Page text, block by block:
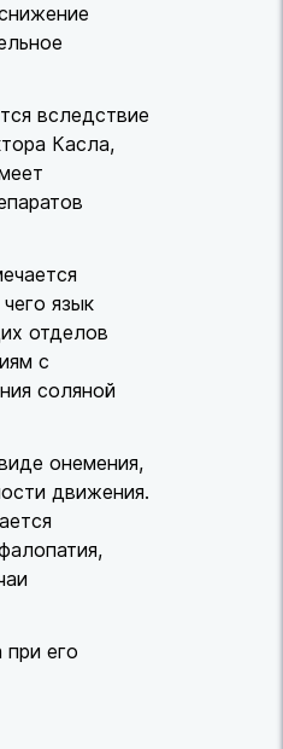
вследствие
Касла,
язык
отделов
с
соляной
онемения,
движения.
при его